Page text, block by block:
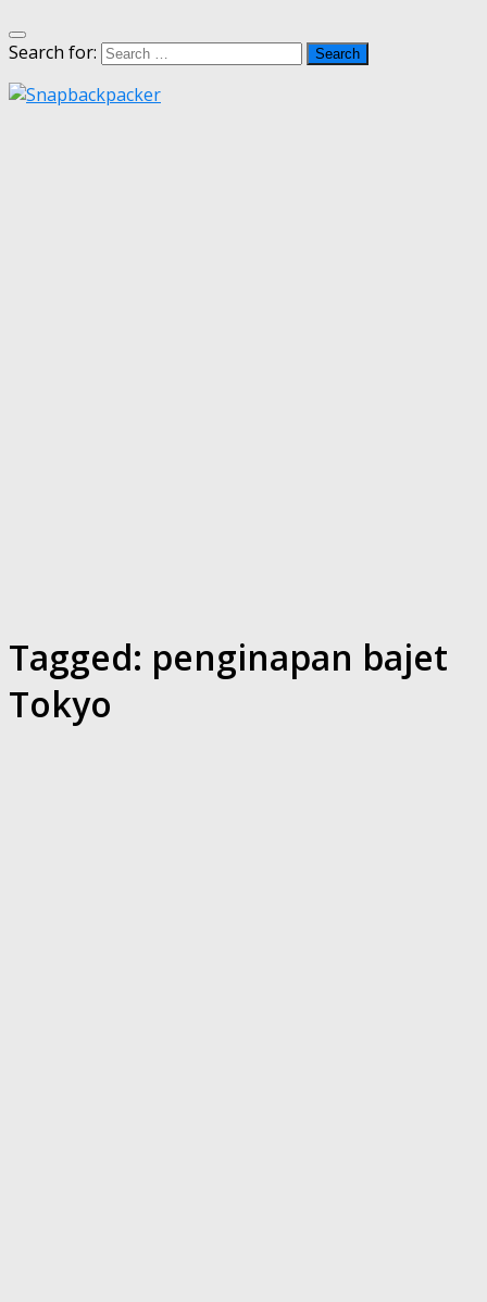
Search for:
Tagged: penginapan bajet
Tokyo